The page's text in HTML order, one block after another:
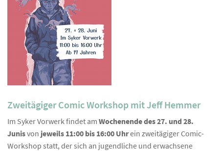
Zweitägiger Comic Workshop mit Jeff Hemmer
Im Syker Vorwerk findet am Wochenende des 27. und 28.
Junisvon jeweils 11:00 bis 16:00 Uhrein zweitägiger Comic-
Workshop statt, der sich an jugendliche und erwachsene